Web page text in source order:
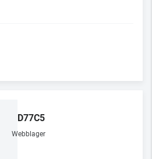
OLED77C5
Webblager